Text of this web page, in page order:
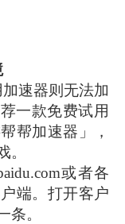
速器则无法加
一款免费试用
帮加速器」，
。
或者各
端。打开客户
条。